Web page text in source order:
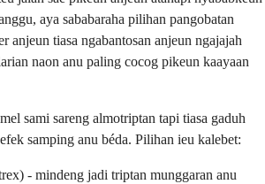
aya sababaraha pilihan pangobatan
anjeun tiasa ngabantosan anjeun ngajajah
naon anu paling cocog pikeun kaayaan
sami sareng almotriptan tapi tiasa gaduh
samping anu béda. Pilihan ieu kalebet:
- mindeng jadi triptan munggaran anu